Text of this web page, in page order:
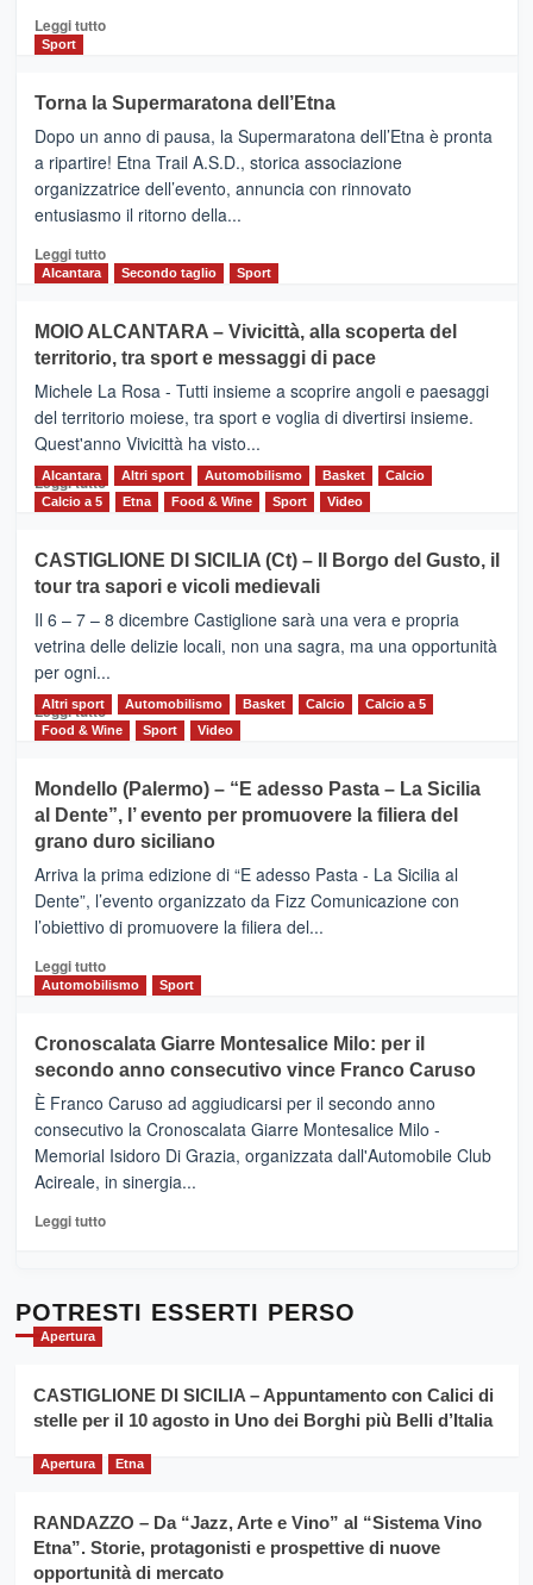
Leggi tuttoLeggi
BROOKS
SuperMaratona
dell’Etna,
presentata
l’edizione
2026
Sport
Torna la Supermaratona dell’Etna
Dopo un anno di pausa, la Supermaratona dell’Etna è pronta
a ripartire! Etna Trail A.S.D., storica associazione
organizzatrice dell’evento, annuncia con rinnovato
entusiasmo il ritorno della...
Leggi tuttoLeggi
Torna
la
Supermaratona
dell’Etna
Alcantara Secondo taglio Sport
MOIO ALCANTARA – Vivicittà, alla scoperta del
territorio, tra sport e messaggi di pace
Michele La Rosa - Tutti insieme a scoprire angoli e paesaggi
del territorio moiese, tra sport e voglia di divertirsi insieme.
Quest'anno Vivicittà ha visto...
Leggi tutto Leggi
MOIO
ALCANTARA
–
Vivicittà,
alla
scoperta
del
territorio,
e
messaggi
di
Alcantara Altri sport Automobilismo Basket
Calcio
Calcio a 5
Etna Food & Wine Sport Video
CASTIGLIONE DI SICILIA (Ct) – Il Borgo del Gusto, il
tour tra sapori e vicoli medievali
Il 6 – 7 – 8 dicembre Castiglione sarà una vera e propria
vetrina delle delizie locali, non una sagra, ma una opportunità
per ogni...
Leggi tuttoLeggi
di
CASTIGLIONE
DI
SICILIA
(Ct)
–
Il
Borgo
Gusto,
il
tra
sapori
vicoli
medievali
Altri sport Automobilismo Basket Calcio
Calcio a 5
Food & Wine
Sport Video
Mondello (Palermo) – “E adesso Pasta – La Sicilia
al Dente”, l’ evento per promuovere la filiera del
grano duro siciliano
Arriva la prima edizione di “E adesso Pasta - La Sicilia al
Dente”, l’evento organizzato da Fizz Comunicazione con
l’obiettivo di promuovere la filiera del...
Leggi tuttoLeggi
di
Mondello
(Palermo)
–
“E
adesso
Pasta
–
Sicilia
l’
evento
la
filiera
grano
Automobilismo Sport
Cronoscalata Giarre Montesalice Milo: per il
secondo anno consecutivo vince Franco Caruso
È Franco Caruso ad aggiudicarsi per il secondo anno
consecutivo la Cronoscalata Giarre Montesalice Milo -
Memorial Isidoro Di Grazia, organizzata dall'Automobile Club
Acireale, in sinergia...
Leggi tuttoLeggi
Cronoscalata
per
il
anno
Franco
Caruso
POTRESTI ESSERTI PERSO
Apertura
CASTIGLIONE DI SICILIA – Appuntamento con Calici di
stelle per il 10 agosto in Uno dei Borghi più Belli d’Italia
Apertura Etna
RANDAZZO – Da “Jazz, Arte e Vino” al “Sistema Vino
Etna”. Storie, protagonisti e prospettive di nuove
opportunità di mercato